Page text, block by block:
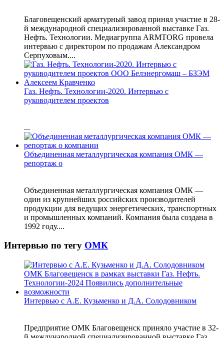
Благовещенский арматурный завод принял участие в 28-
й международной специализированной выставке Газ.
Нефть. Технологии. Медиагруппа ARMTORG провела
интервью с директором по продажам Александром
Серпуховым....
Газ. Нефть. Технологии-2020. Интервью с
руководителем проектов
...
Объединенная металлургическая компания ОМК —
репортаж о
Объединенная металлургическая компания ОМК —
один из крупнейших российских производителей
продукции для ведущих энергетических, транспортных
и промышленных компаний. Компания была создана в
1992 году....
Интервью по тегу ОМК
Интервью с А.Е. Кузьменко и Д.А. Солодовником
Предприятие ОМК Благовещенск приняло участие в 32-